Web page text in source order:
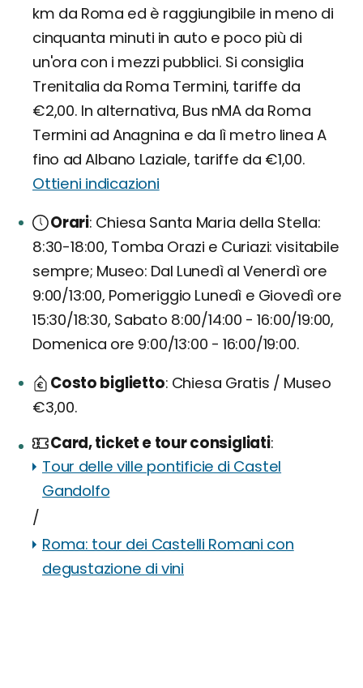
km da Roma ed è raggiungibile in meno di
cinquanta minuti in auto e poco più di
un'ora con i mezzi pubblici. Si consiglia
Trenitalia da Roma Termini, tariffe da
€2,00. In alternativa, Bus nMA da Roma
Termini ad Anagnina e da lì metro linea A
fino ad Albano Laziale, tariffe da €1,00.
Ottieni indicazioni
Orari Chiesa Santa Maria della Stella:
8:30-18:00, Tomba Orazi e Curiazi: visitabile
sempre; Museo: Dal Lunedì al Venerdì ore
9:00/13:00, Pomeriggio Lunedì e Giovedì ore
15:30/18:30, Sabato 8:00/14:00 - 16:00/19:00,
Domenica ore 9:00/13:00 - 16:00/19:00.
Costo biglietto Chiesa Gratis / Museo
€3,00.
Card, ticket e tour consigliati
Tour delle ville pontificie di Castel
Gandolfo
/
Roma: tour dei Castelli Romani con
degustazione di vini